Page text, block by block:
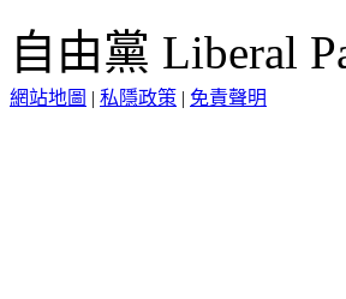
自由黨 Liberal
網站地圖 | 私隱政策 | 免責聲明